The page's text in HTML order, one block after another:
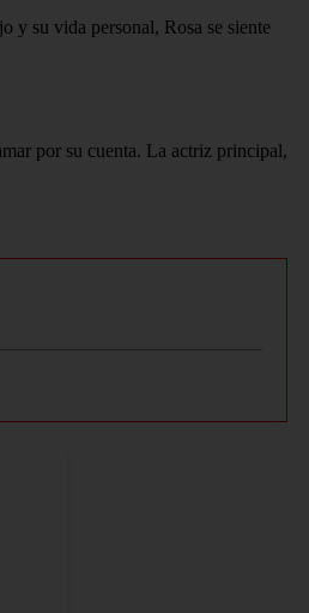
y su vida personal, Rosa se siente
por su cuenta. La actriz principal,